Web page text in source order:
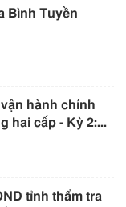
Bình Tuyền
hành chính
hai cấp - Kỳ 2:...
tỉnh thẩm tra